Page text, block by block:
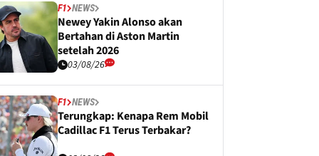
F1 NEWS
Newey Yakin Alonso akan
Bertahan di Aston Martin
setelah 2026
03/08/26
F1 NEWS
Terungkap: Kenapa Rem Mobil
Cadillac F1 Terus Terbakar?